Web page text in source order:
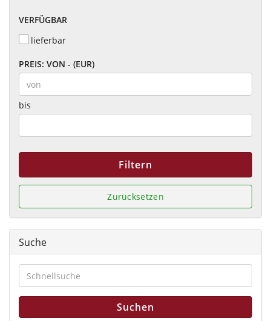
VERFÜGBAR
lieferbar
PREIS: VON - (EUR)
bis
Filtern
Zurücksetzen
Suche
Suchen